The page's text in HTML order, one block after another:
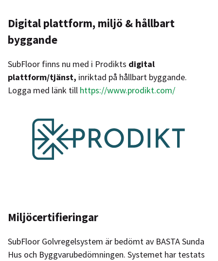
Digital plattform, miljö & hållbart
byggande
SubFloor finns nu med i Prodikts digital
plattform/tjänst, inriktad på hållbart byggande.
Logga med länk till https://www.prodikt.com/
Miljöcertifieringar
SubFloor Golvregelsystem är bedömt av BASTA Sunda
Hus och Byggvarubedömningen. Systemet har testats